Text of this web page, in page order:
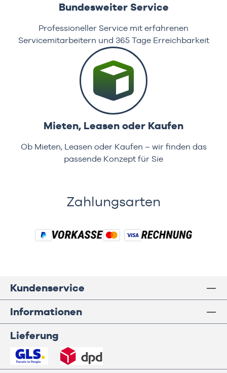
Bundesweiter Service
Professioneller Service mit erfahrenen
Servicemitarbeitern und 365 Tage Erreichbarkeit
Mieten, Leasen oder Kaufen
Ob Mieten, Leasen oder Kaufen – wir finden das
passende Konzept für Sie
Zahlungsarten
Kundenservice
Informationen
Lieferung